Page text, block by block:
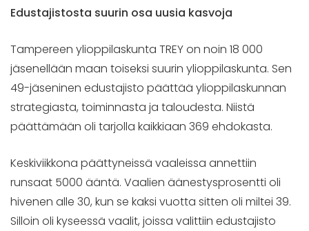
Edustajistosta suurin osa uusia kasvoja
Tampereen ylioppilaskunta TREY on noin 18 000
jäsenellään maan toiseksi suurin ylioppilaskunta. Sen
49-jäseninen edustajisto päättää ylioppilaskunnan
strategiasta, toiminnasta ja taloudesta. Niistä
päättämään oli tarjolla kaikkiaan 369 ehdokasta.
Keskiviikkona päättyneissä vaaleissa annettiin
runsaat 5000 ääntä. Vaalien äänestysprosentti oli
hivenen alle 30, kun se kaksi vuotta sitten oli miltei 39.
Silloin oli kyseessä vaalit, joissa valittiin edustajisto